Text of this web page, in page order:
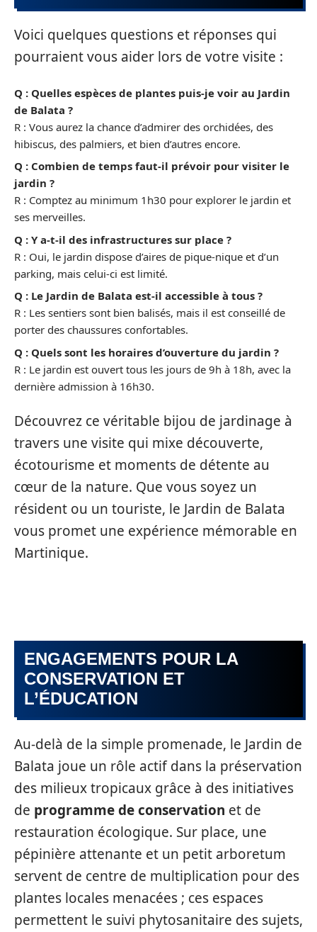
Voici quelques questions et réponses qui
pourraient vous aider lors de votre visite :
Q : Quelles espèces de plantes puis-je voir au Jardin
de Balata ?
R : Vous aurez la chance d’admirer des orchidées, des
hibiscus, des palmiers, et bien d’autres encore.
Q : Combien de temps faut-il prévoir pour visiter le
jardin ?
R : Comptez au minimum 1h30 pour explorer le jardin et
ses merveilles.
Q : Y a-t-il des infrastructures sur place ?
R : Oui, le jardin dispose d’aires de pique-nique et d’un
parking, mais celui-ci est limité.
Q : Le Jardin de Balata est-il accessible à tous ?
R : Les sentiers sont bien balisés, mais il est conseillé de
porter des chaussures confortables.
Q : Quels sont les horaires d’ouverture du jardin ?
R : Le jardin est ouvert tous les jours de 9h à 18h, avec la
dernière admission à 16h30.
Découvrez ce véritable bijou de jardinage à
travers une visite qui mixe découverte,
écotourisme et moments de détente au
cœur de la nature. Que vous soyez un
résident ou un touriste, le Jardin de Balata
vous promet une expérience mémorable en
Martinique.
ENGAGEMENTS POUR LA
CONSERVATION ET
L’ÉDUCATION
Au-delà de la simple promenade, le Jardin de
Balata joue un rôle actif dans la préservation
des milieux tropicaux grâce à des initiatives
de programme de conservation et de
restauration écologique. Sur place, une
pépinière attenante et un petit arboretum
servent de centre de multiplication pour des
plantes locales menacées ; ces espaces
permettent le suivi phytosanitaire des sujets,